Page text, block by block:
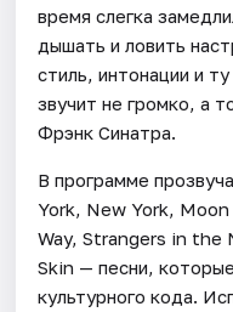
время слегка
дышать и ловить
стиль, интонации и
звучит не громко, а
Фрэнк Синатра.
В программе
York, New York,
Way, Strangers in the
Skin — песни,
культурного кода.